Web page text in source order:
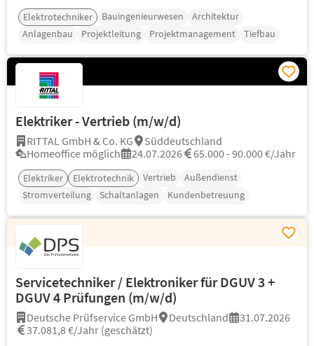
Elektrotechniker Bauingenieurwesen
Architektur
Anlagenbau
Projektleitung Projektmanagement Tiefbau
Elektriker - Vertrieb (m/w/d)
RITTAL GmbH & Co. KG
Süddeutschland
Homeoffice möglich
24.07.2026 65.000 - 90.000 €/Jahr
Elektriker Elektrotechnik Vertrieb
Außendienst
Stromverteilung
Schaltanlagen Kundenbetreuung
Servicetechniker / Elektroniker für DGUV 3 +
DGUV 4 Prüfungen (m/w/d)
Deutsche Prüfservice GmbH Deutschland
31.07.2026
37.081,8 €/Jahr (geschätzt)